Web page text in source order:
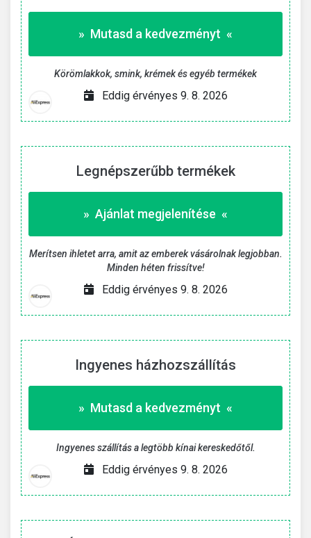
» Mutasd a kedvezményt «
Körömlakkok, smink, krémek és egyéb termékek
Eddig érvényes 9. 8. 2026
Legnépszerűbb termékek
» Ajánlat megjelenítése «
Merítsen ihletet arra, amit az emberek vásárolnak legjobban.
Minden héten frissítve!
Eddig érvényes 9. 8. 2026
Ingyenes házhozszállítás
» Mutasd a kedvezményt «
Ingyenes szállítás a legtöbb kínai kereskedőtől.
Eddig érvényes 9. 8. 2026